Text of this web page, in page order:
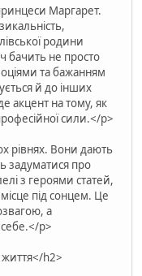
Маргарет.
родини
бачить не просто
та бажанням
й до інших
акцент на тому, як
сили.</p>
рівнях. Вони дають
задуматися про
з героями статей,
під сонцем. Це
а
p>
h2>